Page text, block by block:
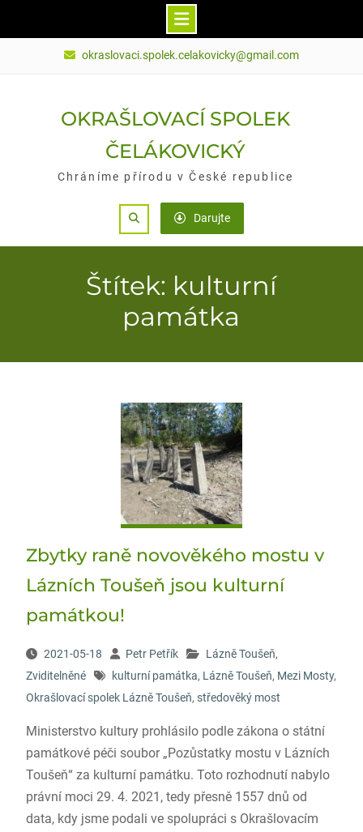
okraslovaci.spolek.celakovicky@gmail.com
OKRAŠLOVACÍ SPOLEK
ČELÁKOVICKÝ
Chráníme přírodu v České republice
Search Darujte
Štítek: kulturní
památka
Zbytky raně novověkého mostu v
Lázních Toušeň jsou kulturní
památkou!
2021-05-18 Petr Petřík Lázně Toušeň,
Zviditelněné
kulturní památka, Lázně Toušeň, Mezi Mosty,
Okrašlovací spolek Lázně Toušeň, středověký most
Ministerstvo kultury prohlásilo podle zákona o státní
památkové péči soubor „Pozůstatky mostu v Lázních
Toušeň“ za kulturní památku. Toto rozhodnutí nabylo
právní moci 29. 4. 2021, tedy přesně 1557 dnů od
data, kdy jsme podali ve spolupráci s Okrašlovacím